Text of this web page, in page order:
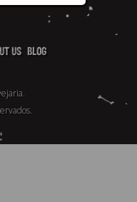
US
BLOG